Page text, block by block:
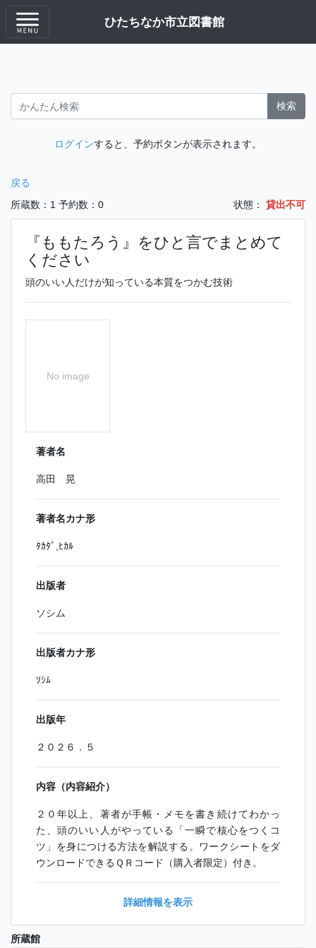
ひたちなか市立図書館
検索
ログインすると、予約ボタンが表示されます。
戻る
所蔵数：1 予約数：0 状態： 貸出不可
『ももたろう』をひと言でまとめて
ください
頭のいい人だけが知っている本質をつかむ技術
No image
著者名
高田 晃
著者名カナ形
ﾀｶﾀﾞ,ﾋｶﾙ
出版者
ソシム
出版者カナ形
ｿｼﾑ
出版年
２０２６．５
内容（内容紹介）
２０年以上、著者が手帳・メモを書き続けてわかっ
た、頭のいい人がやっている「一瞬で核心をつくコ
ツ」を身につける方法を解説する。ワークシートをダ
ウンロードできるＱＲコード（購入者限定）付き。
詳細情報を表示
所蔵館